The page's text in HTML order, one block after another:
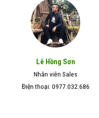
Lê Hồng Sơn
Nhân viên Sales
Điện thoại: 0977.032.686